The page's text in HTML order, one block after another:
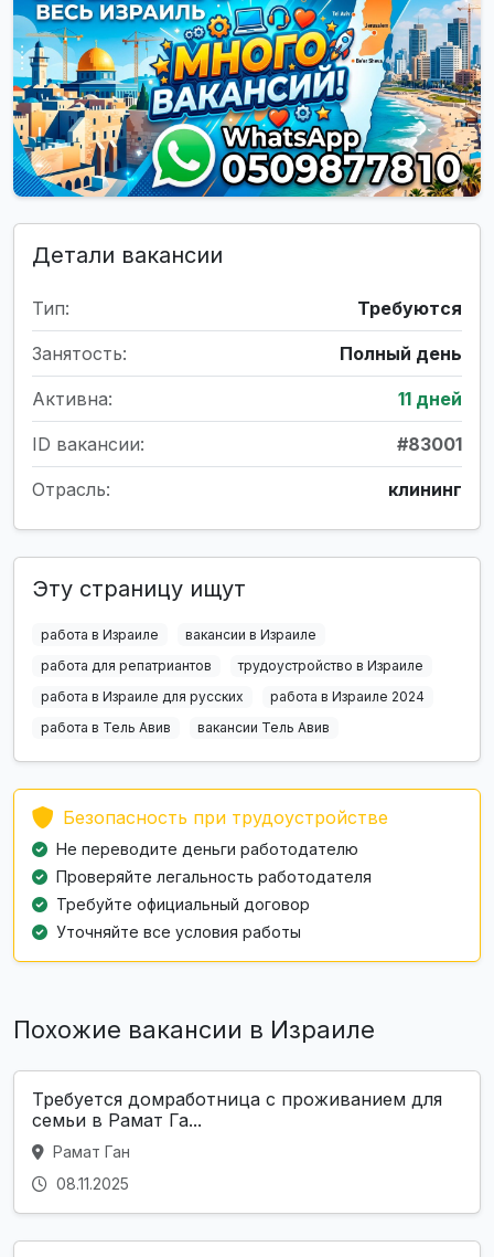
Детали вакансии
Тип: Требуются
Занятость: Полный день
Активна: 11 дней
ID вакансии: #83001
Отрасль: клининг
Эту страницу ищут
работа в Израиле
вакансии в Израиле
работа для репатриантов
трудоустройство в Израиле
работа в Израиле для русских
работа в Израиле 2024
работа в Тель Авив
вакансии Тель Авив
Безопасность при трудоустройстве
Не переводите деньги работодателю
Проверяйте легальность работодателя
Требуйте официальный договор
Уточняйте все условия работы
Похожие вакансии в Израиле
Требуется домработница с проживанием для
семьи в Рамат Га...
Рамат Ган
08.11.2025